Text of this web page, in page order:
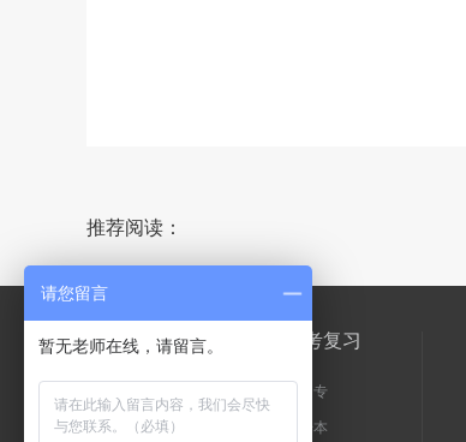
推荐阅读：
院校专业
招生专业
备考复习
高起专
专升本
请您留言